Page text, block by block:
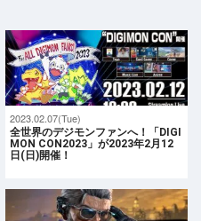
2023.02.07(Tue)
全世界のデジモンファンへ！「DIGI
MON CON2023」が2023年2月12
日(日)開催！